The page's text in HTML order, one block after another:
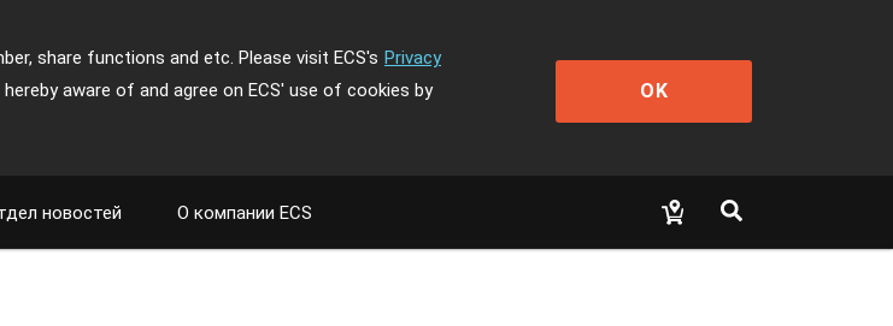
share functions and etc. Please visit ECS's Privacy
aware of and agree on ECS' use of cookies by
OK
новостей О компании ECS